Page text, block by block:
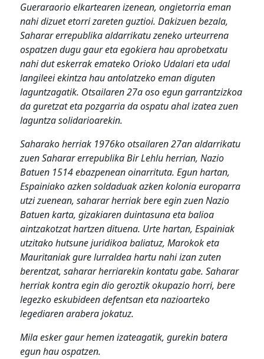
Gueraraorio elkartearen izenean, ongietorria eman
nahi dizuet etorri zareten guztioi. Dakizuen bezala,
Saharar errepublika aldarrikatu zeneko urteurrena
ospatzen dugu gaur eta egokiera hau aprobetxatu
nahi dut eskerrak emateko Orioko Udalari eta udal
langileei ekintza hau antolatzeko eman diguten
laguntzagatik. Otsailaren 27a oso egun garrantzizkoa
da guretzat eta pozgarria da ospatu ahal izatea zuen
laguntza solidarioarekin.
Saharako herriak 1976ko otsailaren 27an aldarrikatu
zuen Saharar errepublika Bir Lehlu herrian, Nazio
Batuen 1514 ebazpenean oinarrituta. Egun hartan,
Espainiako azken soldaduak azken kolonia europarra
utzi zuenean, saharar herriak bere egin zuen Nazio
Batuen karta, gizakiaren duintasuna eta balioa
aintzakotzat hartzen dituena. Urte hartan, Espainiak
utzitako hutsune juridikoa baliatuz, Marokok eta
Mauritaniak gure lurraldea hartu nahi izan zuten
berentzat, saharar herriarekin kontatu gabe. Saharar
herriak kontra egin dio geroztik okupazio horri, bere
legezko eskubideen defentsan eta nazioarteko
legediaren arabera jokatuz.
Mila esker gaur hemen izateagatik, gurekin batera
egun hau ospatzen.